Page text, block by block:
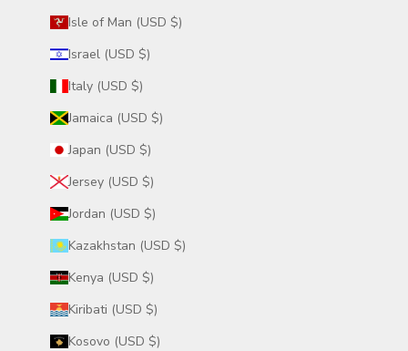
Isle of Man (USD $)
Israel (USD $)
Italy (USD $)
Jamaica (USD $)
Japan (USD $)
Jersey (USD $)
Jordan (USD $)
Kazakhstan (USD $)
Kenya (USD $)
Kiribati (USD $)
Kosovo (USD $)